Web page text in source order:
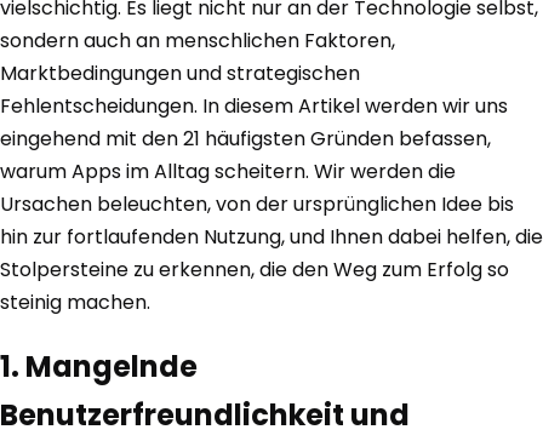
vielschichtig. Es liegt nicht nur an der Technologie selbst,
sondern auch an menschlichen Faktoren,
Marktbedingungen und strategischen
Fehlentscheidungen. In diesem Artikel werden wir uns
eingehend mit den 21 häufigsten Gründen befassen,
warum Apps im Alltag scheitern. Wir werden die
Ursachen beleuchten, von der ursprünglichen Idee bis
hin zur fortlaufenden Nutzung, und Ihnen dabei helfen, die
Stolpersteine zu erkennen, die den Weg zum Erfolg so
steinig machen.
1. Mangelnde
Benutzerfreundlichkeit und